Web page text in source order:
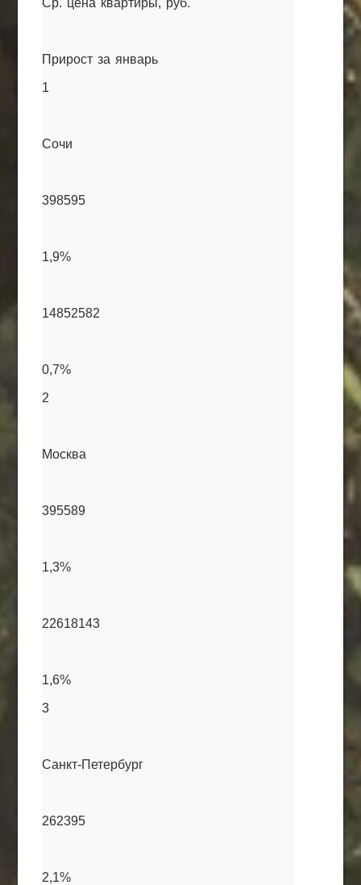
Ср. цена квартиры, руб.
Прирост за январь
1
Сочи
398595
1,9%
14852582
0,7%
2
Москва
395589
1,3%
22618143
1,6%
3
Санкт-Петербург
262395
2,1%